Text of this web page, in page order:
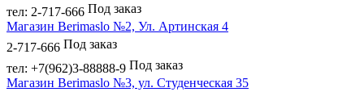
тел: 2-717-666 Под заказ
Магазин Berimaslo №2, Ул. Артинская 4
2-717-666 Под заказ
тел: +7(962)3-88888-9 Под заказ
Магазин Berimaslo №3, ул. Студенческая 35